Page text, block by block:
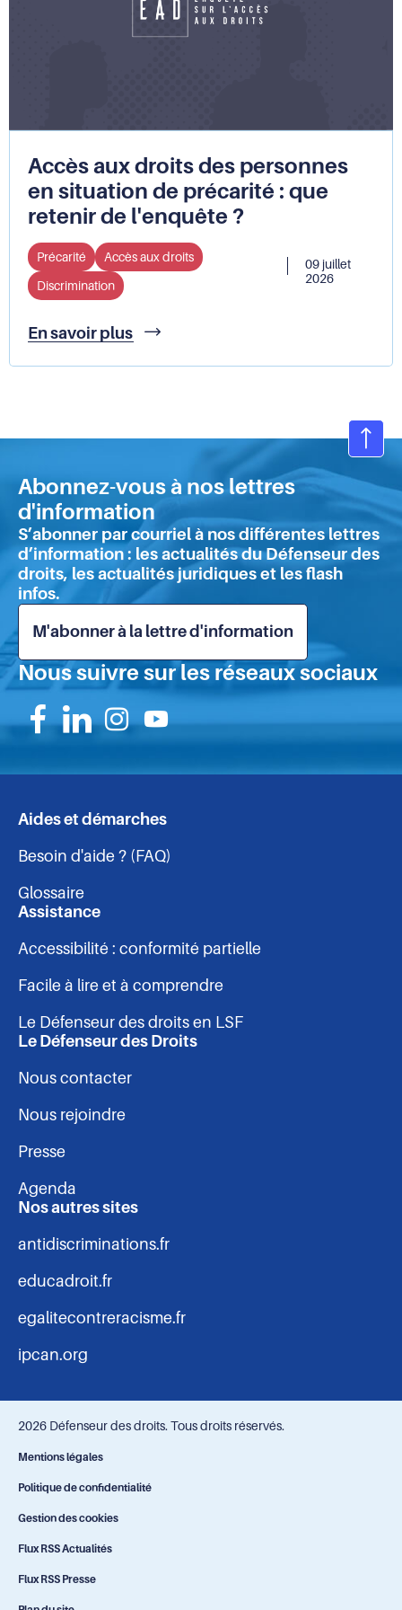
les
discriminations
tête
du
Accès aux droits des personnes
en situation de précarité : que
retenir de l'enquête ?
Précarité
Accès aux droits
Discrimination
09 juillet
2026
En savoir plus
Accès
droits
situation
précarité
que
retenir
de
l'enquête
?
de
Abonnez-vous à nos lettres
d'information
S’abonner par courriel à nos différentes lettres
d’information : les actualités du Défenseur des
droits, les actualités juridiques et les flash
infos.
M'abonner à la lettre d'information
Nous suivre sur les réseaux sociaux
Suivez-
nous
sur
Suivez-
nous
sur
Suivez-
nous
sur
Suivez-
nous
Navigation
-
pied
de
page
Aides et démarches
Besoin d'aide ? (FAQ)
Glossaire
Assistance
Accessibilité : conformité partielle
Facile à lire et à comprendre
Le Défenseur des droits en LSF
Le Défenseur des Droits
Nous contacter
Nous rejoindre
Presse
Agenda
Nos autres sites
antidiscriminations.fr
educadroit.fr
egalitecontreracisme.fr
ipcan.org
2026 Défenseur des droits. Tous droits réservés.
Navigation
-
bas
Mentions légales
Politique de confidentialité
Gestion des cookies
Flux RSS Actualités
Flux RSS Presse